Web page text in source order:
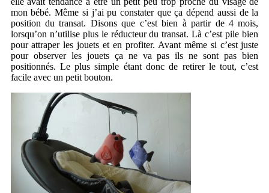
mon bébé. Même si j’ai pu constater que ça dépend aussi de la
position du transat. Disons que c’est bien à partir de 4 mois,
lorsqu’on n’utilise plus le réducteur du transat. Là c’est pile bien
pour attraper les jouets et en profiter. Avant même si c’est juste
pour observer les jouets ça ne va pas ils ne sont pas bien
positionnés. Le plus simple étant donc de retirer le tout, c’est
facile avec un petit bouton.